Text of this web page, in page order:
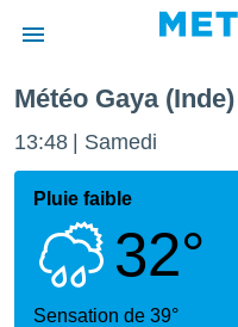
de
par
Météo Gaya (Inde)
13:48 Samedi
Pluie faible
32°
Sensation de 39°